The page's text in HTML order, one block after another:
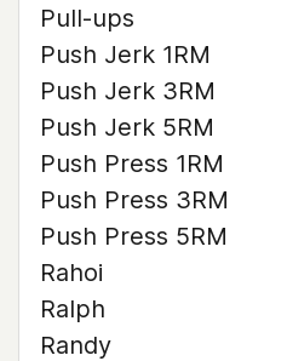
Pull-ups
Push Jerk 1RM
Push Jerk 3RM
Push Jerk 5RM
Push Press 1RM
Push Press 3RM
Push Press 5RM
Rahoi
Ralph
Randy